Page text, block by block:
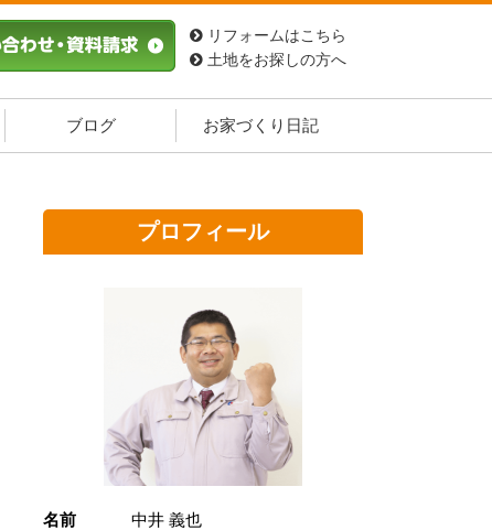
リフォームはこちら
土地をお探しの方へ
ブログ お家づくり日記
プロフィール
名前 中井 義也